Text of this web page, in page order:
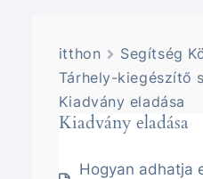
itthon
Segítség
Tárhely-kiegészítő
Kiadvány eladása
Kiadvány eladása
Hogyan adhatja